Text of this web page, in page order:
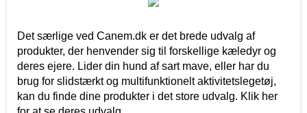
Det særlige ved Canem.dk er det brede udvalg af
produkter, der henvender sig til forskellige kæledyr og
deres ejere. Lider din hund af sart mave, eller har du
brug for slidstærkt og multifunktionelt aktivitetslegetøj,
kan du finde dine produkter i det store udvalg. Klik her